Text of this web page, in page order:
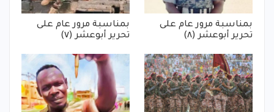
بمناسبة مرور عام على
تحرير أبوعشر (٨)
بمناسبة مرور عام على
تحرير أبوعشر (٧)